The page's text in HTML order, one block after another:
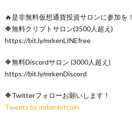
🔥是非無料仮想通貨投資サロンに参加を！
🔶無料クリプトサロン(3500人超え)
https://bit.ly/mrkenLINEfree
🔶無料Discordサロン (3000人超え)
https://bit.ly/mrkenDiscord
🔶Twitterフォローお願いします！
Tweets by mrkenbitcoin